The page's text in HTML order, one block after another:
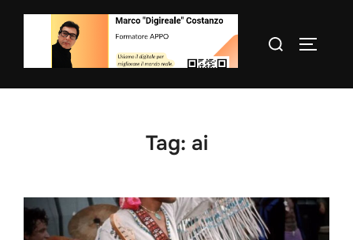
Salta
Cerca
Tag: ai